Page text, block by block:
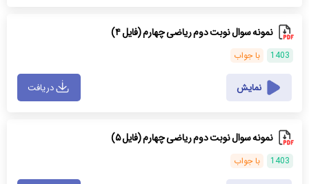
نمونه سوال نوبت دوم ریاضی چهارم (فایل ۴)
1403 با جواب
نمایش دریافت
نمونه سوال نوبت دوم ریاضی چهارم (فایل ۵)
1403 با جواب